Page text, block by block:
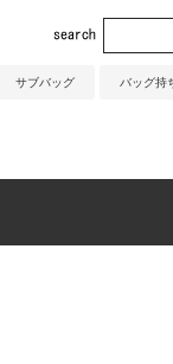
サブバッグ バッグ持